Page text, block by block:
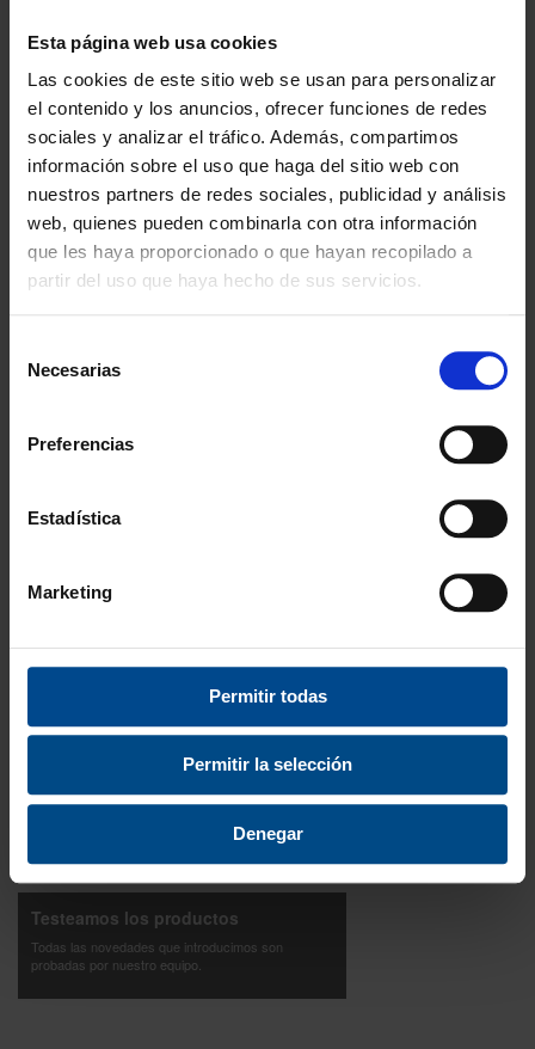
Esta página web usa cookies
Las cookies de este sitio web se usan para personalizar
el contenido y los anuncios, ofrecer funciones de redes
sociales y analizar el tráfico. Además, compartimos
información sobre el uso que haga del sitio web con
nuestros partners de redes sociales, publicidad y análisis
web, quienes pueden combinarla con otra información
que les haya proporcionado o que hayan recopilado a
partir del uso que haya hecho de sus servicios.
Necesarias
Preferencias
Estadística
Marketing
Permitir todas
Permitir la selección
Denegar
¿POR QUÉ ELEGIRNOS?
Desde 1988
Innovando contigo
Especialistas en colectivos
Descubre nuestras ventajas
Envío gratis
Garantía
Disponibilidad
FORMAS DE PAGO
3 Años de garantía
Testeamos los productos
Todas las novedades que introducimos son
probadas por nuestro equipo.